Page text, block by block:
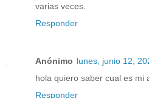
varias veces.
Responder
Anónimo lunes, junio 12,
hola quiero saber cual es mi
Responder